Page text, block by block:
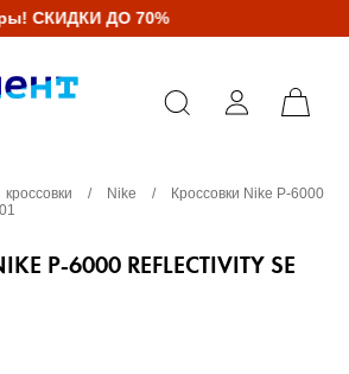
СКИДКИ ДО 70%
кроссовки / Nike /
Кроссовки Nike P-6000
P-6000 REFLECTIVITY SE